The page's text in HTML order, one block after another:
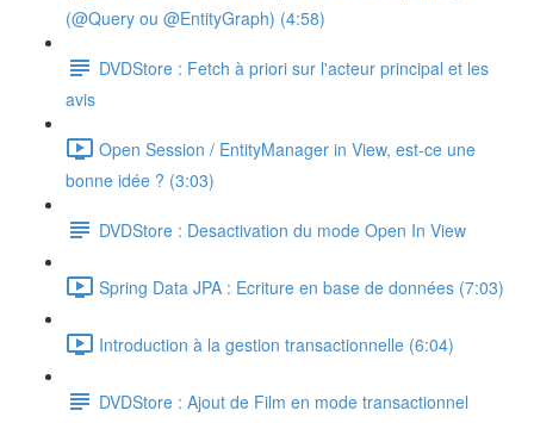
(@Query ou @EntityGraph) (4:58)
DVDStore : Fetch à priori sur l'acteur principal et les
avis
Open Session / EntityManager in View, est-ce une
bonne idée ? (3:03)
DVDStore : Desactivation du mode Open In View
Spring Data JPA : Ecriture en base de données (7:03)
Introduction à la gestion transactionnelle (6:04)
DVDStore : Ajout de Film en mode transactionnel